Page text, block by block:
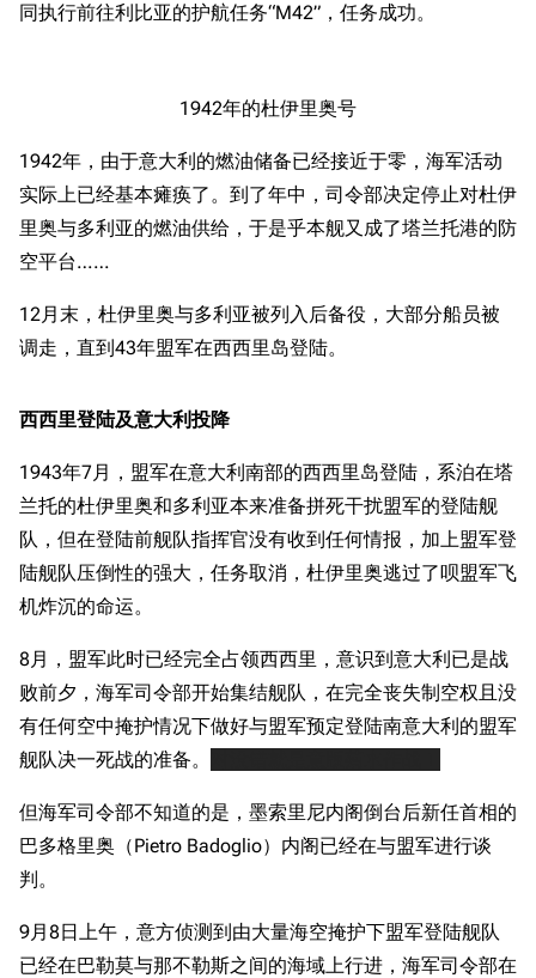
同执行前往利比亚的护航任务“M42”，任务成功。
1942年的杜伊里奥号
1942年，由于意大利的燃油储备已经接近于零，海军活动
实际上已经基本瘫痪了。到了年中，司令部决定停止对杜伊
里奥与多利亚的燃油供给，于是乎本舰又成了塔兰托港的防
空平台……
12月末，杜伊里奥与多利亚被列入后备役，大部分船员被
调走，直到43年盟军在西西里岛登陆。
西西里登陆及意大利投降
1943年7月，盟军在意大利南部的西西里岛登陆，系泊在塔
兰托的杜伊里奥和多利亚本来准备拼死干扰盟军的登陆舰
队，但在登陆前舰队指挥官没有收到任何情报，加上盟军登
陆舰队压倒性的强大，任务取消，杜伊里奥逃过了呗盟军飞
机炸沉的命运。
8月，盟军此时已经完全占领西西里，意识到意大利已是战
败前夕，海军司令部开始集结舰队，在完全丧失制空权且没
有任何空中掩护情况下做好与盟军预定登陆南意大利的盟军
舰队决一死战的准备。
但海军司令部不知道的是，墨索里尼内阁倒台后新任首相的
巴多格里奥（Pietro Badoglio）内阁已经在与盟军进行谈
判。
9月8日上午，意方侦测到由大量海空掩护下盟军登陆舰队
已经在巴勒莫与那不勒斯之间的海域上行进，海军司令部在